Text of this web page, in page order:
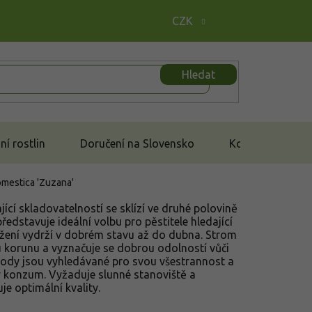
CZK
Hledat
rostlin Doručení na Slovensko Kontakt
'Zuzana'
skladovatelností se sklízí ve druhé polovině
ideální volbu pro pěstitele hledající
vydrží v dobrém stavu až do dubna. Strom
a vyznačuje se dobrou odolností vůči
jsou vyhledávané pro svou všestrannost a
Vyžaduje slunné stanoviště a
optimální kvality.